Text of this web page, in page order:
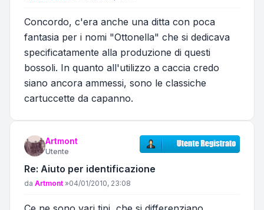
Concordo, c'era anche una ditta con poca
fantasia per i nomi "Ottonella" che si dedicava
specificatamente alla produzione di questi
bossoli. In quanto all'utilizzo a caccia credo
siano ancora ammessi, sono le classiche
cartuccette da capanno.
Artmont
Utente
Re: Aiuto per identificazione
Messaggio
da Artmont »04/01/2010, 23:08